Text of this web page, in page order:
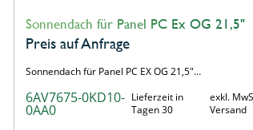
Sonnendach für Panel PC Ex OG 21,5"
Preis auf Anfrage
Sonnendach für Panel PC EX OG 21,5"…
6AV7675-0KD10-
0AA0
Lieferzeit in
Tagen 30
exkl.
Versand